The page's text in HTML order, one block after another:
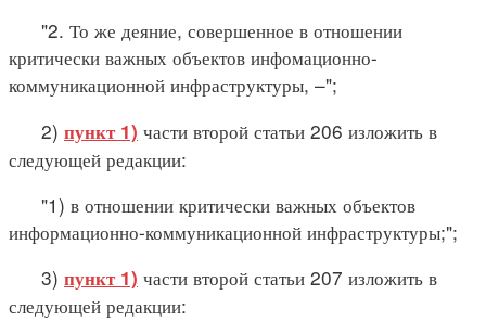
"2. То же деяние, совершенное в отношении
критически важных объектов инфомационно-
коммуникационной инфраструктуры, –";
2) пункт 1) части второй статьи 206 изложить в
следующей редакции:
"1) в отношении критически важных объектов
информационно-коммуникационной инфраструктуры;";
3) пункт 1) части второй статьи 207 изложить в
следующей редакции: